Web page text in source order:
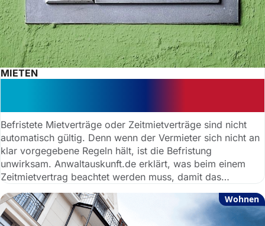
MIETEN
Befristete Mietverträge oder Zeitmietverträge sind nicht
automatisch gültig. Denn wenn der Vermieter sich nicht an
klar vorgegebene Regeln hält, ist die Befristung
unwirksam. Anwaltauskunft.de erklärt, was beim einem
Zeitmietvertrag beachtet werden muss, damit das
Mietverhältnis tatsächlich befristet bleibt.
Wohnen